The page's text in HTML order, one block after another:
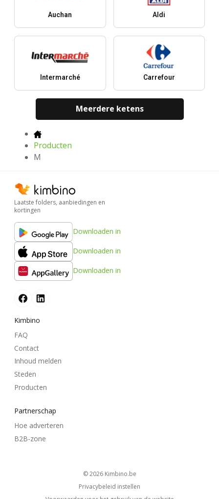
Auchan Aldi
Intermarché Carrefour
Meerdere ketens
Producten
M
Laatste folders, aanbiedingen en
kortingen
Downloaden in
Downloaden in
Downloaden in
Kimbino
FAQ
Contact
Inhoud melden
Steden
Producten
Partnerschap
Hoe adverteren
B2B-zone
© 2026 kimbino.be
Privacybeleid instellen